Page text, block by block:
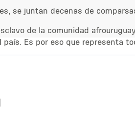
se juntan decenas de
de la comunidad
Es por eso que representa